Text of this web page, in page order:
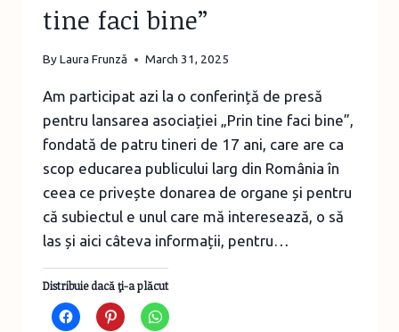
tine faci bine”
ByLaura Frunză March 31, 2025
Am participat azi la o conferință de presă
pentru lansarea asociației „Prin tine faci bine”,
fondată de patru tineri de 17 ani, care are ca
scop educarea publicului larg din România în
ceea ce privește donarea de organe și pentru
că subiectul e unul care mă interesează, o să
las și aici câteva informații, pentru…
Distribuie dacă ţi-a plăcut